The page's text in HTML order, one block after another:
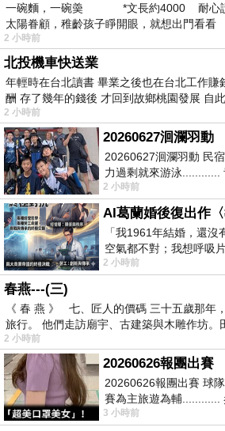
一碗麵，一碗羮 *文長約4000
太陽眷顧，稚齡孩子睜開眼，就想出門看看
2 小時前
北投機車快送業
年輕時在台北讀書 畢業之後也在台北工作賺
酬 存了幾年的錢後 才回到故鄉桃園發展 自
2 小時前
20260627洄瀾羽動
20260627洄瀾羽動 民
力過剩就來游泳............
磨............ 晚餐不必
2 小時前
「我1961年結婚，還
空氣都不對；我想呼吸
試試看……拍了〈教我如
2 小時前
春燕---(三)
《 春 燕 》 七、匠人的價碼 三十五歲那年
旅行。 他們走訪廟宇、古建築與木雕作坊。
2 小時前
20260626報團出賽
20260626報團出賽 球
賽為主旅遊為輔............
支............ 賽前旅遊
3 小時前